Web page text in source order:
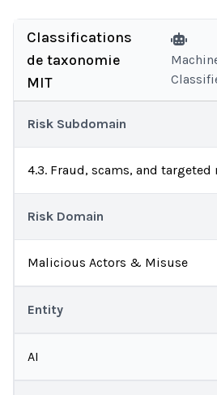
Classifications
de taxonomie
MIT
Risk Subdomain
4.3. Fraud, scams, and
Risk Domain
Malicious Actors & Misuse
Entity
AI